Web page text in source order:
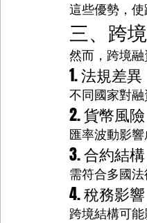
這些優勢，使
三、跨
然而，跨境融
1. 法規差異
不同國家對融
2. 貨幣風險
匯率波動影響
3. 合約結構
需符合多國法
4. 稅務影響
跨境結構可能